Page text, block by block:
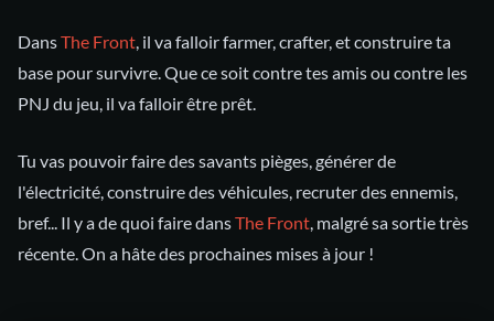
DansThe Front, il va falloir farmer, crafter, et construire ta
base pour survivre. Que ce soit contre tes amis ou contre les
PNJ du jeu, il va falloir être prêt.
Tu vas pouvoir faire des savants pièges, générer de
l'électricité, construire des véhicules, recruter des ennemis,
bref... Il y a de quoi faire dansThe Front, malgré sa sortie très
récente. On a hâte des prochaines mises à jour !